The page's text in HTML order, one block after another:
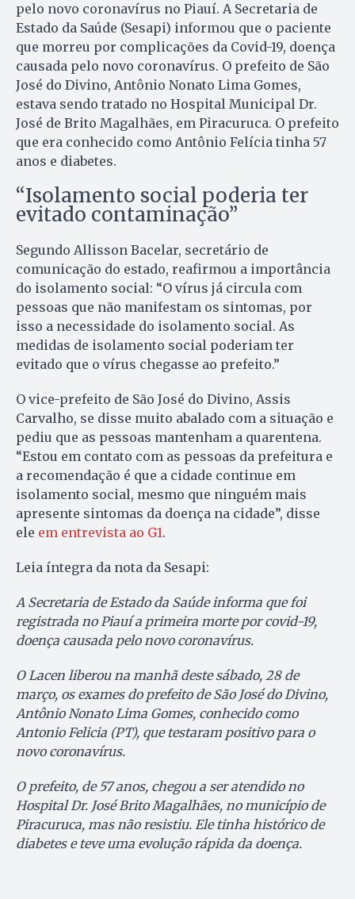
pelo novo coronavírus no Piauí. A Secretaria de
Estado da Saúde (Sesapi) informou que o paciente
que morreu por complicações da Covid-19, doença
causada pelo novo coronavírus. O prefeito de São
José do Divino, Antônio Nonato Lima Gomes,
estava sendo tratado no Hospital Municipal Dr.
José de Brito Magalhães, em Piracuruca. O prefeito
que era conhecido como Antônio Felícia tinha 57
anos e diabetes.
“Isolamento social poderia ter
evitado contaminação”
Segundo Allisson Bacelar, secretário de
comunicação do estado, reafirmou a importância
do isolamento social: “O vírus já circula com
pessoas que não manifestam os sintomas, por
isso a necessidade do isolamento social. As
medidas de isolamento social poderiam ter
evitado que o vírus chegasse ao prefeito.”
O vice-prefeito de São José do Divino, Assis
Carvalho, se disse muito abalado com a situação e
pediu que as pessoas mantenham a quarentena.
“Estou em contato com as pessoas da prefeitura e
a recomendação é que a cidade continue em
isolamento social, mesmo que ninguém mais
apresente sintomas da doença na cidade”, disse
ele em entrevista ao G1.
Leia íntegra da nota da Sesapi:
A Secretaria de Estado da Saúde informa que foi
registrada no Piauí a primeira morte por covid-19,
doença causada pelo novo coronavírus.
O Lacen liberou na manhã deste sábado, 28 de
março, os exames do prefeito de São José do Divino,
Antônio Nonato Lima Gomes, conhecido como
Antonio Felicia (PT), que testaram positivo para o
novo coronavírus.
O prefeito, de 57 anos, chegou a ser atendido no
Hospital Dr. José Brito Magalhães, no município de
Piracuruca, mas não resistiu. Ele tinha histórico de
diabetes e teve uma evolução rápida da doença.